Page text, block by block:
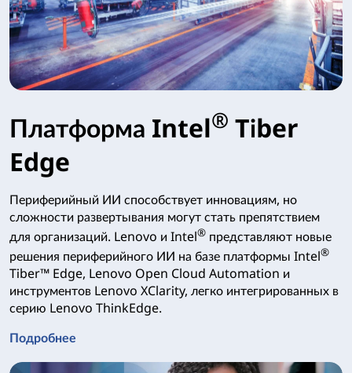
Платформа Intel® Tiber
Edge
Периферийный ИИ способствует инновациям, но
сложности развертывания могут стать препятствием
для организаций. Lenovo и Intel® представляют новые
решения периферийного ИИ на базе платформы Intel®
Tiber™ Edge, Lenovo Open Cloud Automation и
инструментов Lenovo XClarity, легко интегрированных в
серию Lenovo ThinkEdge.
Подробнее